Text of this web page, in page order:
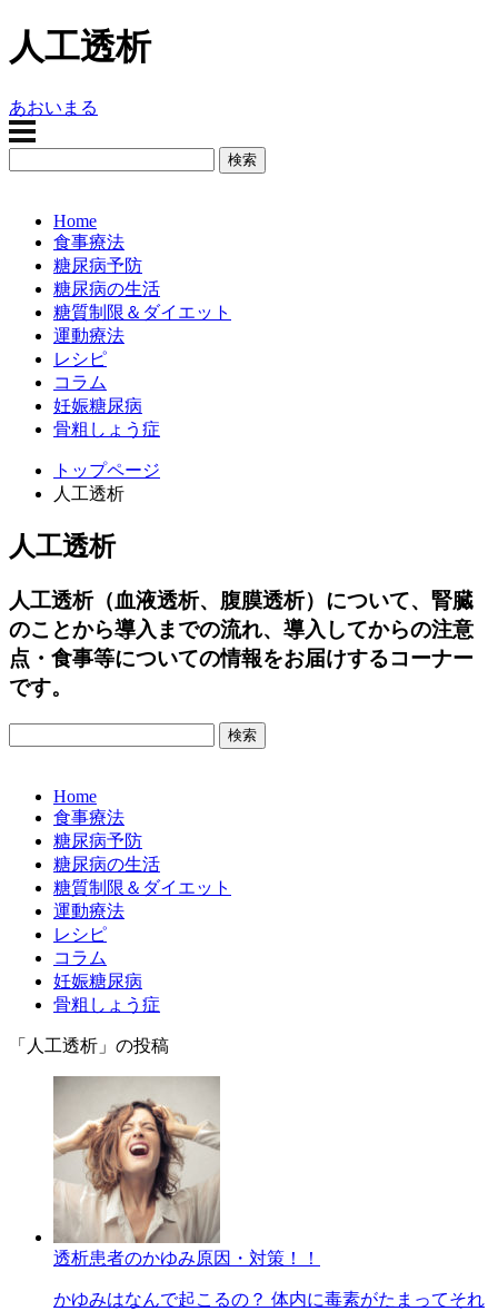
人工透析
あおいまる
Home
食事療法
糖尿病予防
糖尿病の生活
糖質制限＆ダイエット
運動療法
レシピ
コラム
妊娠糖尿病
骨粗しょう症
トップページ
人工透析
人工透析
人工透析（血液透析、腹膜透析）について、腎臓
のことから導入までの流れ、導入してからの注意
点・食事等についての情報をお届けするコーナー
です。
Home
食事療法
糖尿病予防
糖尿病の生活
糖質制限＆ダイエット
運動療法
レシピ
コラム
妊娠糖尿病
骨粗しょう症
「人工透析」の投稿
透析患者のかゆみ原因・対策！！
かゆみはなんで起こるの？ 体内に毒素がたまってそれ